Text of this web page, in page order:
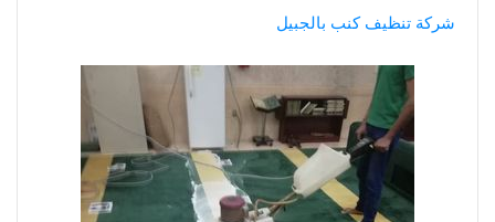
شركة تنظيف كنب بالجبيل